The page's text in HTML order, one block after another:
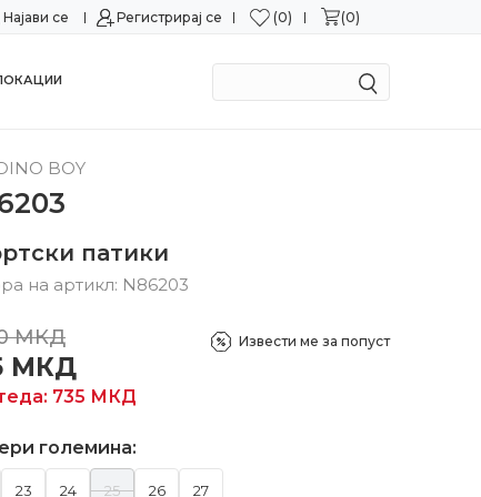
Можност за замена во рок од 15 дена!
Најави се Регистрирај се 0 0
BOY
патики
на артикл: N86203
МКД
МКД
735 МКД
Извести ме за попуст
големина:
23 24 25 26 27